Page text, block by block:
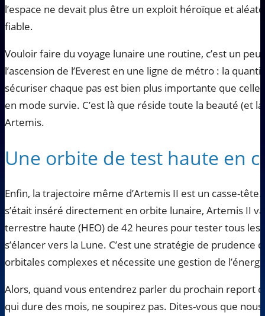
l’espace ne devait plus être un exploit héroïque et
fiable.
Vouloir faire du voyage lunaire une routine, c’est un
l’ascension de l’Everest en une ligne de métro : la
sécuriser chaque pas est bien plus importante que
en mode survie. C’est là que réside toute la beauté (et
Artemis.
Une orbite de test haute en
Enfin, la trajectoire même d’Artemis II est un casse-
s’était inséré directement en orbite lunaire, Artemis II
terrestre haute (HEO) de 42 heures pour tester tous les
s’élancer vers la Lune. C’est une stratégie de prudence
orbitales complexes et nécessite une gestion de
Alors, quand vous entendrez parler du prochain report
qui dure des mois, ne soupirez pas. Dites-vous que